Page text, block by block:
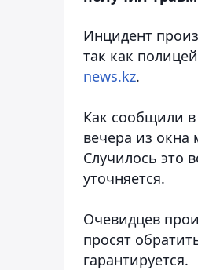
Инцидент
так как
news.kz.
Как сообщили
вечера из
Случилось это
уточняется.
Очевидцев
просят
гарантируется.